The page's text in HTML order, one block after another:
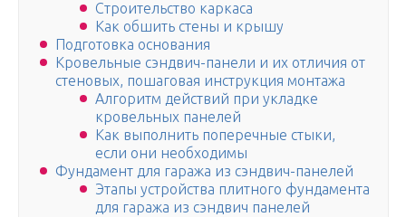
Строительство каркаса
Как обшить стены и крышу
Подготовка основания
Кровельные сэндвич-панели и их отличия от
стеновых, пошаговая инструкция монтажа
Алгоритм действий при укладке
кровельных панелей
Как выполнить поперечные стыки,
если они необходимы
Фундамент для гаража из сэндвич-панелей
Этапы устройства плитного фундамента
для гаража из сэндвич панелей